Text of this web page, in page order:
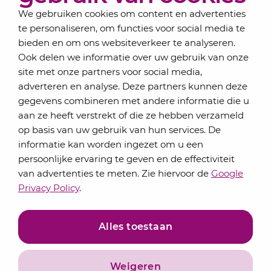
We gebruiken cookies om content en advertenties
te personaliseren, om functies voor social media te
bieden en om ons websiteverkeer te analyseren.
Ook delen we informatie over uw gebruik van onze
site met onze partners voor social media,
adverteren en analyse. Deze partners kunnen deze
gegevens combineren met andere informatie die u
aan ze heeft verstrekt of die ze hebben verzameld
op basis van uw gebruik van hun services. De
informatie kan worden ingezet om u een
persoonlijke ervaring te geven en de effectiviteit
van advertenties te meten. Zie hiervoor de Google
Privacy Policy.
Alles toestaan
Weigeren
Schrijf je in voor onze nieuwsbrief
Elke maand bundelen de adviseurs van Lansigt in
de eSigt het nieuws.
Jouw emailadres
Inschrijven